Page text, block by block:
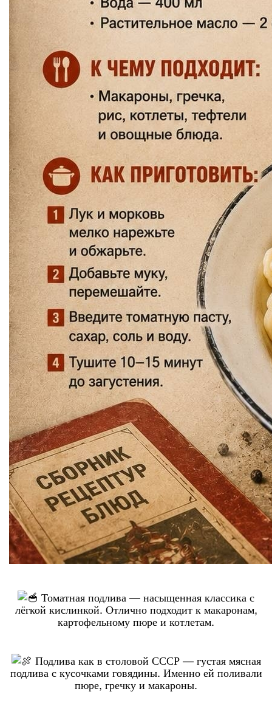
Томатная подлива — насыщенная классика с
лёгкой кислинкой. Отлично подходит к макаронам,
картофельному пюре и котлетам.
Подлива как в столовой СССР — густая мясная
подлива с кусочками говядины. Именно ей поливали
пюре, гречку и макароны.